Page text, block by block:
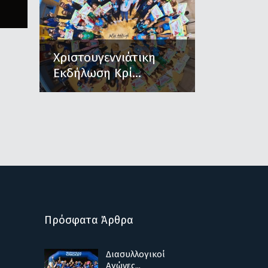
Χριστουγεννιάτικη
Εκδήλωση Κρί...
Πρόσφατα Άρθρα
Διασυλλογικοί
Αγώνες...